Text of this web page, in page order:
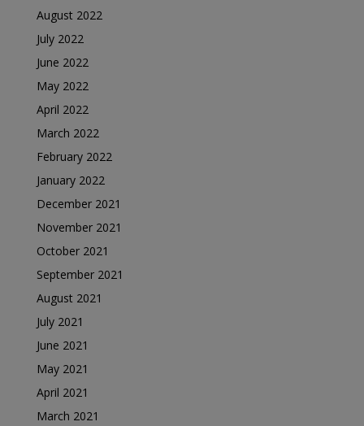
August 2022
July 2022
June 2022
May 2022
April 2022
March 2022
February 2022
January 2022
December 2021
November 2021
October 2021
September 2021
August 2021
July 2021
June 2021
May 2021
April 2021
March 2021